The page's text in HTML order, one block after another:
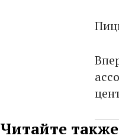
Читайте также